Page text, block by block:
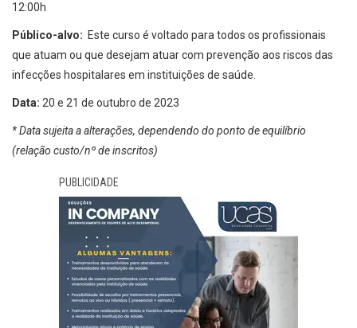
12:00h
Público-alvo: Este curso é voltado para todos os profissionais
que atuam ou que desejam atuar com prevenção aos riscos das
infecções hospitalares em instituições de saúde.
Data: 20 e 21 de outubro de 2023
* Data sujeita a alterações, dependendo do ponto de equilíbrio
(relação custo/nº de inscritos)
PUBLICIDADE